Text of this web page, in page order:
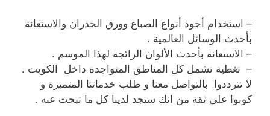
– استخدام أجود أنواع الصباغ وورق الجدران والاستعانة
بأحدث الوسائل العالمية .
– الاستعانة بأحدث الألوان الرائجة لهذا الموسم .
– تغطية تشمل كل المناطق المتواجدة داخل الكويت .
لا تترددوا بالتواصل معنا و طلب خدماتنا المتميزة و
كونوا على ثقة من انك ستجد لدينا كل ما تبحث عنه .